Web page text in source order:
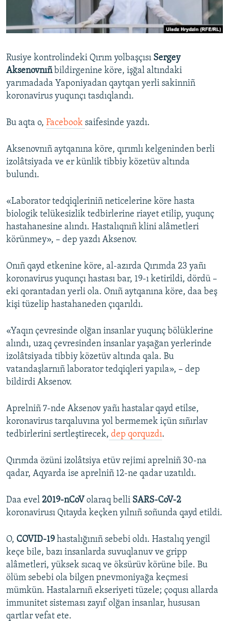
Русский
Українською
QOŞULIÑIZ!
Rusiye kontrolindeki Qırım yolbaşçısı Sergey
Aksenovnıñbildirgenine köre, işğal altındaki
yarımadada Yaponiyadan qaytqan yerli sakinniñ
koronavirus yuqunçı tasdıqlandı.
Bu aqta o, Facebook saifesinde yazdı.
Aksenovnıñ aytqanına köre, qırımlı kelgeninden berli
izolâtsiyada ve er künlik tibbiy közetüv altında
bulundı.
«Laborator tedqiqleriniñ neticelerine köre hasta
biologik telükesizlik tedbirlerine riayet etilip, yuqunç
hastahanesine alındı. Hastalıqnıñ klini alâmetleri
körünmey», – dep yazdı Aksenov.
Onıñ qayd etkenine köre, al-azırda Qırımda 23 yañı
koronavirus yuqunçı hastası bar, 19-ı ketirildi, dördü –
eki qorantadan yerli ola. Onıñ aytqanına köre, daa beş
kişi tüzelip hastahaneden çıqarıldı.
«Yaqın çevresinde olğan insanlar yuqunç bölüklerine
alındı, uzaq çevresinden insanlar yaşağan yerlerinde
izolâtsiyada tibbiy közetüv altında qala. Bu
vatandaşlarnıñ laborator tedqiqleri yapıla», – dep
bildirdi Aksenov.
Aprelniñ 7-nde Aksenov yañı hastalar qayd etilse,
koronavirus tarqaluvına yol bermemek içün sıñırlav
tedbirlerini sertleştirecek, dep qorquzdı.
Qırımda özüni izolâtsiya etüv rejimi aprelniñ 30-na
qadar, Aqyarda ise aprelniñ 12-ne qadar uzatıldı.
Daa evel 2019-nCoV olaraq belli SARS-CoV-2
koronavirusı Qıtayda keçken yılnıñ soñunda qayd etildi.
O, COVID-19 hastalığınıñ sebebi oldı. Hastalıq yengil
keçe bile, bazı insanlarda suvuqlanuv ve gripp
alâmetleri, yüksek sıcaq ve öksürüv körüne bile. Bu
ölüm sebebi ola bilgen pnevmoniyağa keçmesi
mümkün. Hastalarnıñ ekseriyeti tüzele; çoqusı allarda
immunitet sisteması zayıf olğan insanlar, hususan
qartlar vefat ete.